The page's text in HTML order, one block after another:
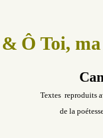
& Ô Toi,
Textes reproduits
de la